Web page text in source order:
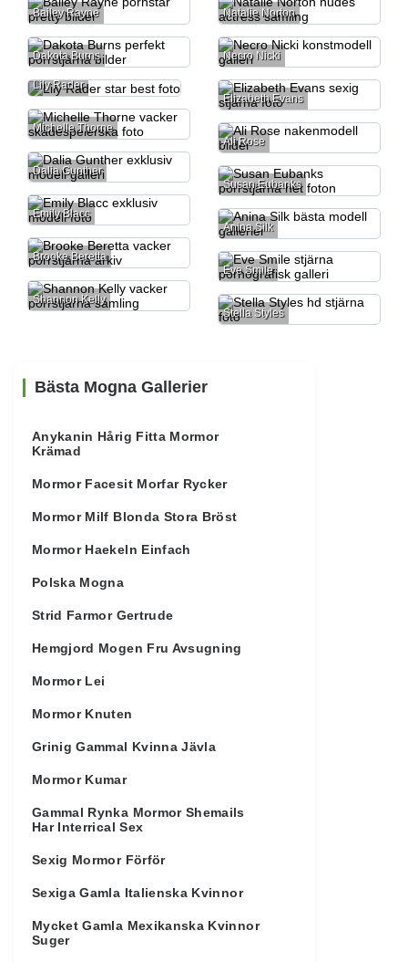
Bailey Rayne Natalie Norton
Dakota Burns Necro Nicki
Lily Rader
Elizabeth Evans
Michelle Thorne
Ali Rose
Dalia Gunther
Susan Eubanks
Emily Blacc
Anina Silk
Brooke Beretta
Eve Smile
Shannon Kelly
Stella Styles
Bästa Mogna Gallerier
Anykanin Hårig Fitta Mormor
Krämad
Mormor Facesit Morfar Rycker
Mormor Milf Blonda Stora Bröst
Mormor Haekeln Einfach
Polska Mogna
Strid Farmor Gertrude
Hemgjord Mogen Fru Avsugning
Mormor Lei
Mormor Knuten
Grinig Gammal Kvinna Jävla
Mormor Kumar
Gammal Rynka Mormor Shemails
Har Interrical Sex
Sexig Mormor Förför
Sexiga Gamla Italienska Kvinnor
Mycket Gamla Mexikanska Kvinnor
Suger